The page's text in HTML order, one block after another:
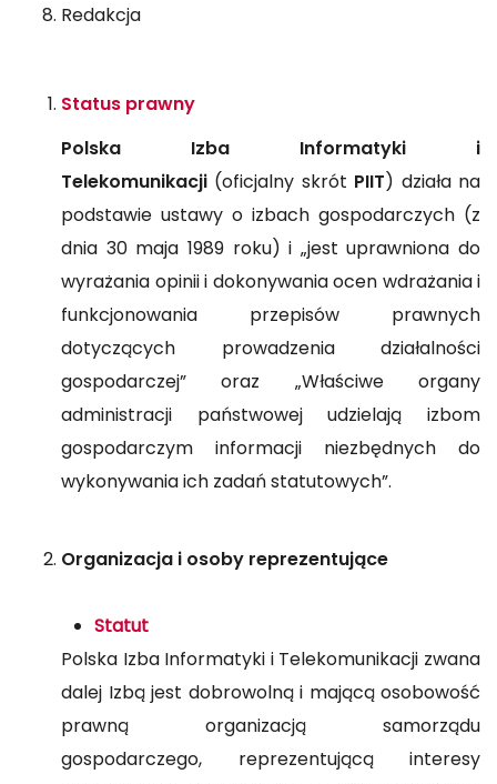
Redakcja
Status prawny
Polska Izba Informatyki i
Telekomunikacji (oficjalny skrót PIIT) działa na
podstawie ustawy o izbach gospodarczych (z
dnia 30 maja 1989 roku) i „jest uprawniona do
wyrażania opinii i dokonywania ocen wdrażania i
funkcjonowania przepisów prawnych
dotyczących prowadzenia działalności
gospodarczej” oraz „Właściwe organy
administracji państwowej udzielają izbom
gospodarczym informacji niezbędnych do
wykonywania ich zadań statutowych”.
Organizacja i osoby reprezentujące
Statut
Polska Izba Informatyki i Telekomunikacji zwana
dalej Izbą jest dobrowolną i mającą osobowość
prawną organizacją samorządu
gospodarczego, reprezentującą interesy